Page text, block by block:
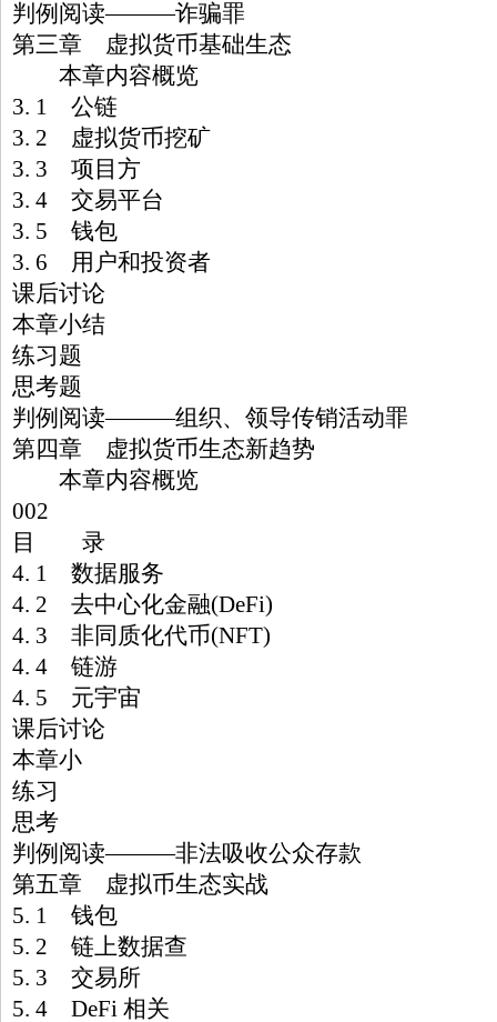
判例阅读———诈骗罪
第三章 虚拟货币基础生态
本章内容概览
3. 1 公链
3. 2 虚拟货币挖矿
3. 3 项目方
3. 4 交易平台
3. 5 钱包
3. 6 用户和投资者
课后讨论
本章小结
练习题
思考题
判例阅读———组织、领导传销活动罪
第四章 虚拟货币生态新趋势
本章内容概览
002
目 录
4. 1 数据服务
4. 2 去中心化金融(DeFi)
4. 3 非同质化代币(NFT)
4. 4 链游
4. 5 元宇宙
课后讨论
本章小
练习
思考
判例阅读———非法吸收公众存款
第五章 虚拟币生态实战
5. 1 钱包
5. 2 链上数据查
5. 3 交易所
5. 4 DeFi 相关